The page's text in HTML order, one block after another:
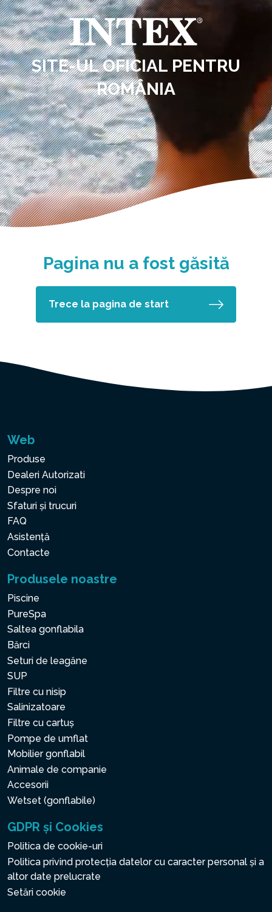
SITE-UL OFICIAL PENTRU
ROMÂNIA
Pagina nu a fost găsită
Trece la pagina de start
Web
Produse
Dealeri Autorizati
Despre noi
Sfaturi și trucuri
FAQ
Asistență
Contacte
Produsele noastre
Piscine
PureSpa
Saltea gonflabila
Bărci
Seturi de leagăne
SUP
Filtre cu nisip
Salinizatoare
Filtre cu cartuș
Pompe de umflat
Mobilier gonflabil
Animale de companie
Accesorii
Wetset (gonflabile)
GDPR și Cookies
Politica de cookie-uri
Politica privind protecția datelor cu caracter personal și a
altor date prelucrate
Setări cookie